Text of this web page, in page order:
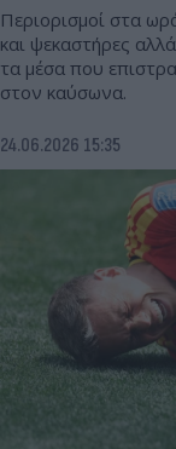
Περιορισμοί στα
και ψεκαστήρες
τα μέσα που
στον καύσωνα.
24.06.2026 15:35